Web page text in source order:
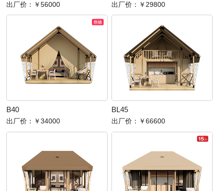
出厂价： ￥56000 出厂价： ￥29800
B40
出厂价： ￥34000
BL45
出厂价： ￥66600